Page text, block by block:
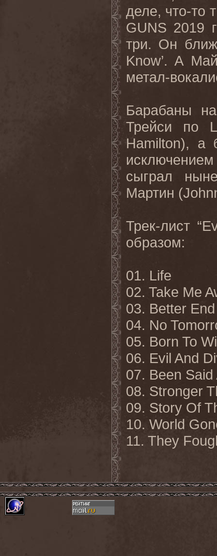
деле, что-то
GUNS 2019
три. Он
Know’. А
метал-
Барабаны
Трейси по
Hamilton), а
сыграл
Мартин
Трек-лист
образом:
01. Life
02. Take Me
03. Better End
04. No
05. Born To
06. Evil And
07. Been
08. Stronger
09. Story Of
10. World
11. They